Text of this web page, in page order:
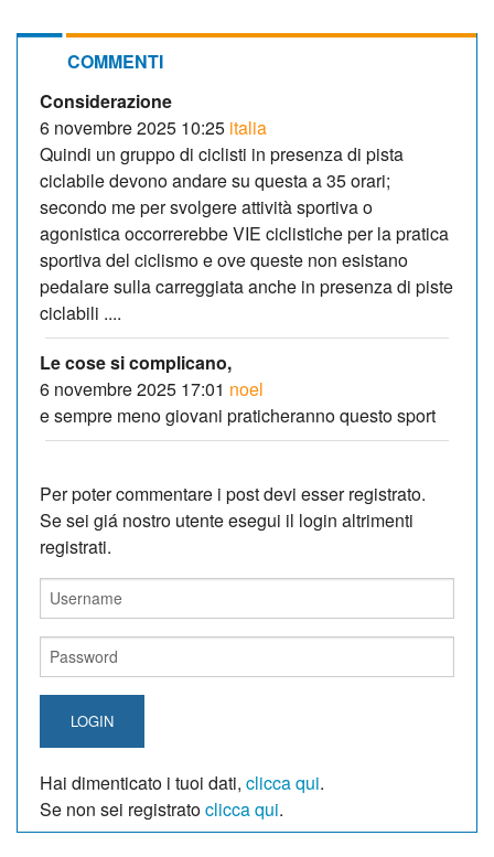
COMMENTI
Considerazione
6 novembre 2025 10:25 italia
Quindi un gruppo di ciclisti in presenza di pista
ciclabile devono andare su questa a 35 orari;
secondo me per svolgere attività sportiva o
agonistica occorrerebbe VIE ciclistiche per la pratica
sportiva del ciclismo e ove queste non esistano
pedalare sulla carreggiata anche in presenza di piste
ciclabili ....
Le cose si complicano,
6 novembre 2025 17:01 noel
e sempre meno giovani praticheranno questo sport
Per poter commentare i post devi esser registrato.
Se sei giá nostro utente esegui il login altrimenti
registrati.
LOGIN
Hai dimenticato i tuoi dati, clicca qui.
Se non sei registratoclicca qui.